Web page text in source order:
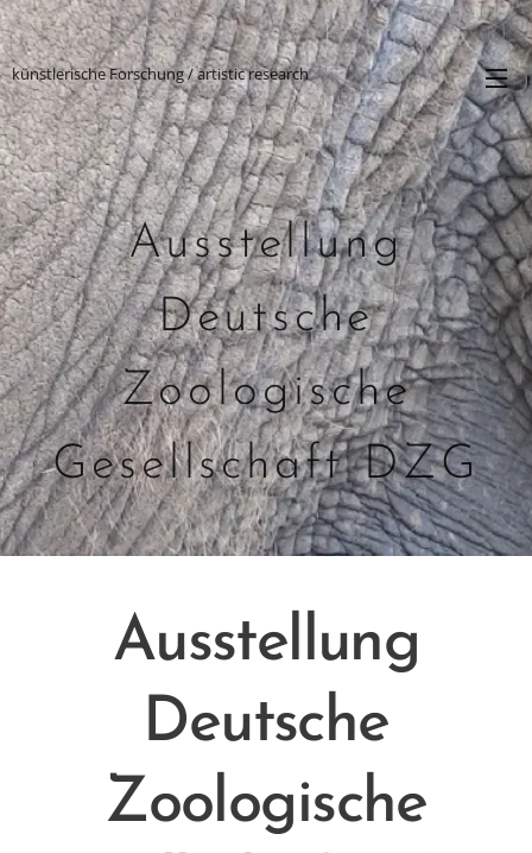
künstlerische Forschung / artistic research
Ausstellung
Deutsche
Zoologische
Gesellschaft DZG
Ausstellung
Deutsche
Zoologische